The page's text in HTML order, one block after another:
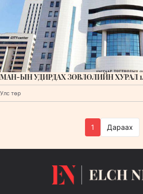
МАН-ЫН УДИРДАХ ЗӨВЛӨЛИЙН ХУРАЛ
Улс төр
1 Дараах